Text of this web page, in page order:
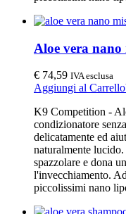
Aloe vera
€ 74,59 IVA esclusa
Aggiungi al Carrello
K9 Competition -
condizionatore
delicatamente ed
naturalmente
spazzolare e dona
l'invecchiamento.
piccolissimi nano